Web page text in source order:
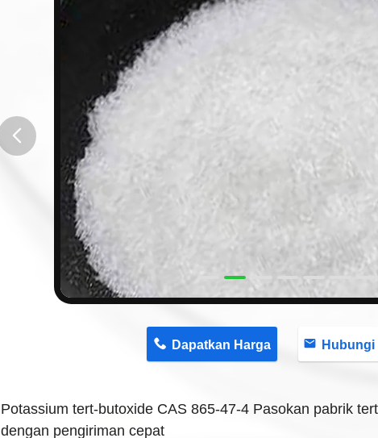
Dapatkan Harga Hubungi
Potassium tert-butoxide CAS 865-47-4 Pasokan pabrik
dengan pengiriman cepat